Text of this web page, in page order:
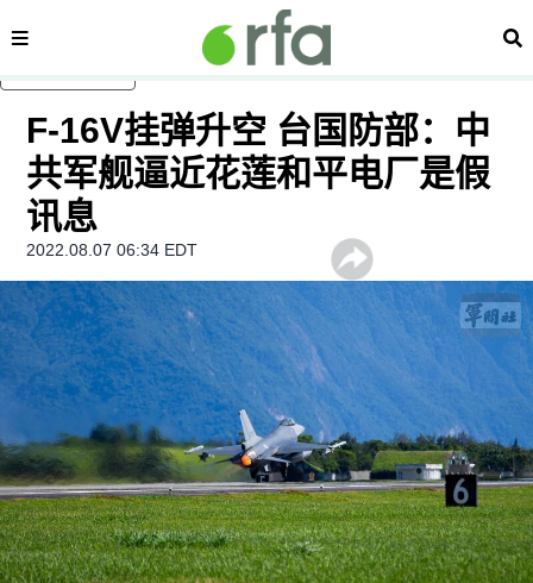
内容分类 搜
F-16V挂弹升空 台国防部：中
共军舰逼近花莲和平电厂是假
讯息
2022.08.07 06:34 EDT